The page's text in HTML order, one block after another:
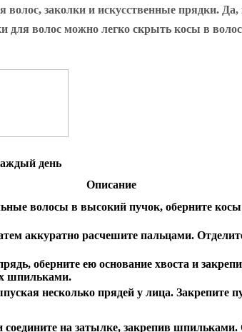
заколки и искусственные прядки.
волос можно легко скрыть косы в
день
Описание
волосы в высокий пучок, оберните
аккуратно расчешите пальцами.
оберните ею основание хвоста и
шпильками.
несколько прядей у лица. Закрепите
соедините на затылке, закрепив